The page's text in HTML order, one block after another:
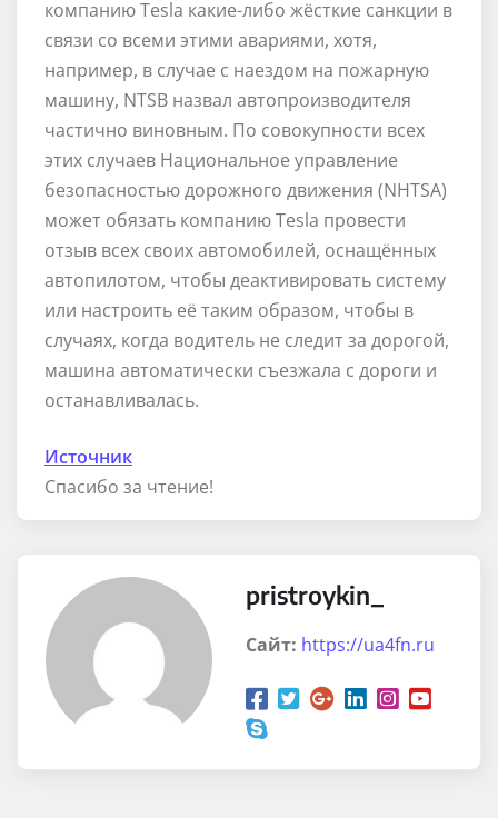
компанию Tesla какие-либо жёсткие санкции в
связи со всеми этими авариями, хотя,
например, в случае с наездом на пожарную
машину, NTSB назвал автопроизводителя
частично виновным. По совокупности всех
этих случаев Национальное управление
безопасностью дорожного движения (NHTSA)
может обязать компанию Tesla провести
отзыв всех своих автомобилей, оснащённых
автопилотом, чтобы деактивировать систему
или настроить её таким образом, чтобы в
случаях, когда водитель не следит за дорогой,
машина автоматически съезжала с дороги и
останавливалась.
Источник
Спасибо за чтение!
pristroykin_
Сайт: https://ua4fn.ru